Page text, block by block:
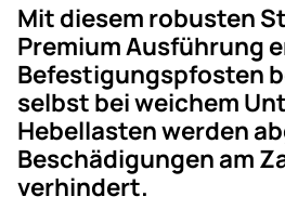
Mit diesem robusten
Premium Ausführung
Befestigungspfosten
selbst bei weichem
Hebellasten werden
Beschädigungen am
verhindert.